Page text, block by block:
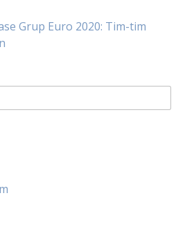
Grup Euro 2020: Tim-tim